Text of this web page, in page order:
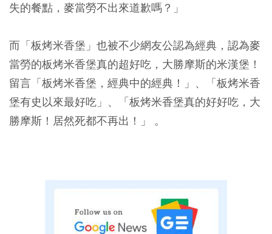
失的餐點，麥當勞不出來道歉嗎？」
而「板烤米香堡」也被不少網友公認為經典，認為麥
當勞的板烤米香堡真的超好吃，大勝摩斯的米漢堡！
留言「板烤米香堡，經典中的經典！」、「板烤米香
堡有史以來最好吃」、「板烤米香堡真的好好吃，大
勝摩斯！居然死都不再出！」 。